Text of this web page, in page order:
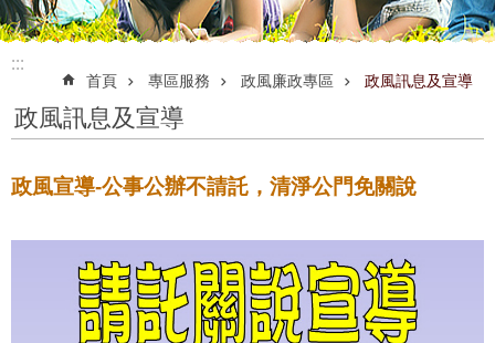
:::
:::
首頁 專區服務 政風廉政專區 政風訊息及宣導
政風訊息及宣導
政風宣導-公事公辦不請託，清淨公門免關說